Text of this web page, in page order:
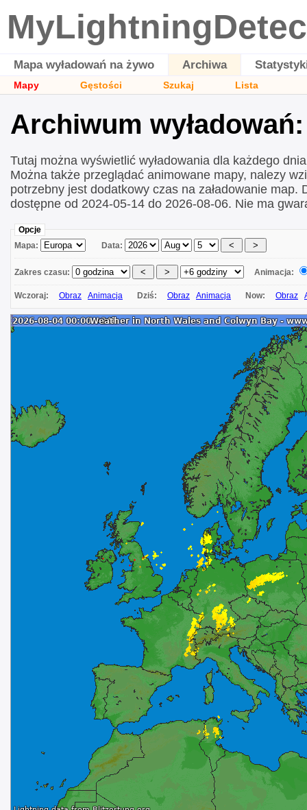
Mapa wyładowań na żywo Archiwa
Mapy Gęstości Szukaj Lista
Archiwum
Tutaj można wyświetlić wyładowania dla każdego
Można także przeglądać animowane mapy, nalezy
potrzebny jest dodatkowy czas na załadowanie map.
dostępne od 2024-05-14 do 2026-08-06. Nie ma
Opcje
Mapa:
Data:
Zakres czasu: Animacja:
Wczoraj: Obraz Animacja Dziś: Obraz Animacja Now: Obraz